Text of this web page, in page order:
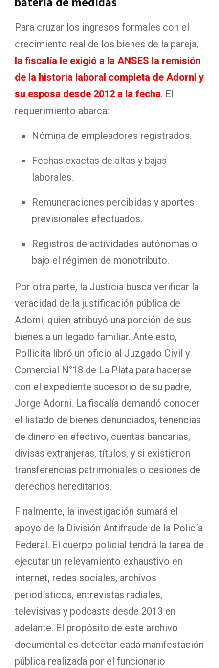
Para cruzar los ingresos formales con el
crecimiento real de los bienes de la pareja,
la fiscalía le exigió a la ANSES la remisión
de la historia laboral completa de Adorni y
su esposa desde 2012 a la fecha. El
requerimiento abarca:
Nómina de empleadores registrados.
Fechas exactas de altas y bajas
laborales.
Remuneraciones percibidas y aportes
previsionales efectuados.
Registros de actividades autónomas o
bajo el régimen de monotributo.
Por otra parte, la Justicia busca verificar la
veracidad de la justificación pública de
Adorni, quien atribuyó una porción de sus
bienes a un legado familiar. Ante esto,
Pollicita libró un oficio al Juzgado Civil y
Comercial N°18 de La Plata para hacerse
con el expediente sucesorio de su padre,
Jorge Adorni. La fiscalía demandó conocer
el listado de bienes denunciados, tenencias
de dinero en efectivo, cuentas bancarias,
divisas extranjeras, títulos, y si existieron
transferencias patrimoniales o cesiones de
derechos hereditarios.
Finalmente, la investigación sumará el
apoyo de la División Antifraude de la Policía
Federal. El cuerpo policial tendrá la tarea de
ejecutar un relevamiento exhaustivo en
internet, redes sociales, archivos
periodísticos, entrevistas radiales,
televisivas y podcasts desde 2013 en
adelante. El propósito de este archivo
documental es detectar cada manifestación
pública realizada por el funcionario